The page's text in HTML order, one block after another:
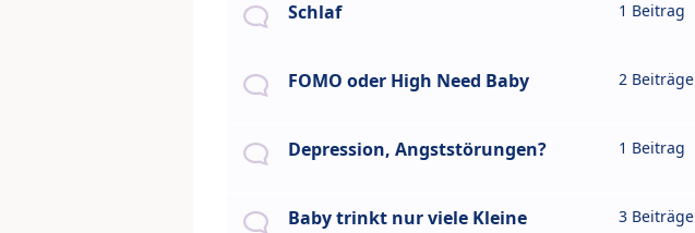
Schlaf 1 Beitrag
FOMO oder High Need Baby 2 Beiträge
Depression, Angststörungen? 1 Beitrag
Baby trinkt nur viele Kleine
3 Beiträge